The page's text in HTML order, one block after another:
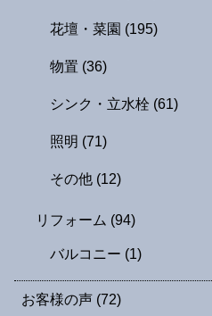
花壇・菜園 (195)
物置 (36)
シンク・立水栓 (61)
照明 (71)
その他 (12)
リフォーム (94)
バルコニー (1)
お客様の声 (72)